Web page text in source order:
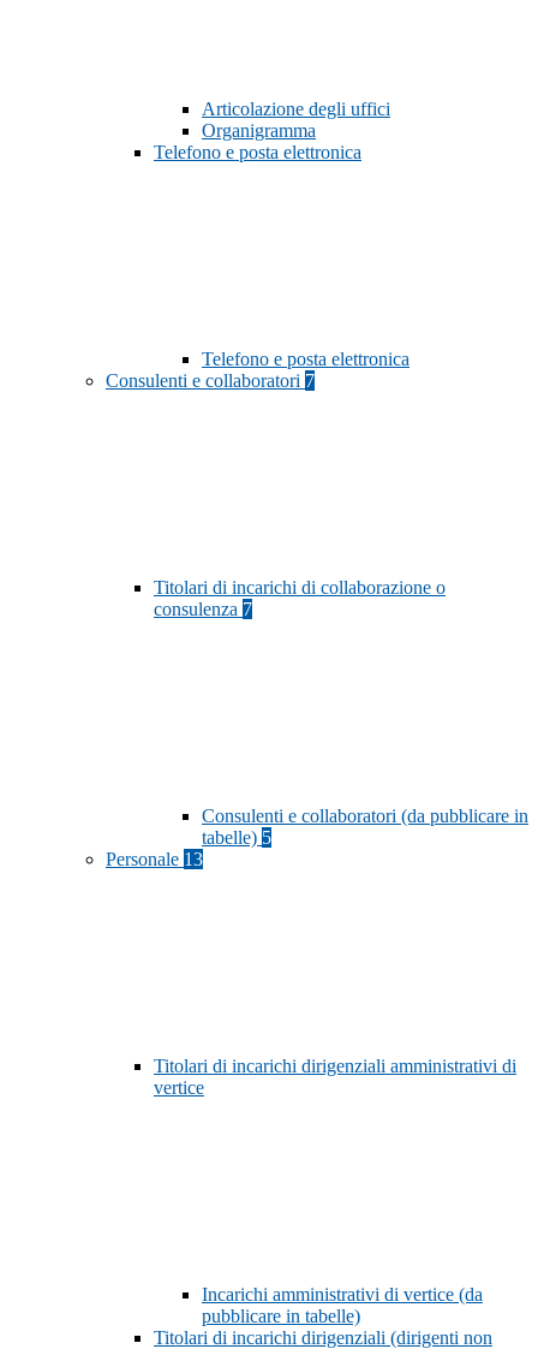
Articolazione degli uffici
Organigramma
Telefono e posta elettronica
Telefono e posta elettronica
Consulenti e collaboratori 7
Titolari di incarichi di collaborazione o
consulenza 7
Consulenti e collaboratori (da pubblicare in
tabelle) 5
Personale 13
Titolari di incarichi dirigenziali amministrativi di
vertice
Incarichi amministrativi di vertice (da
pubblicare in tabelle)
Titolari di incarichi dirigenziali (dirigenti non